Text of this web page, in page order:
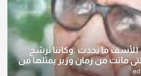
للأسف ما يحدث .وكاننا نرشح
لوزارة ( الثقافة ) التي ماتت من زمان وزير يمثلها من
للثقافة العراقية..